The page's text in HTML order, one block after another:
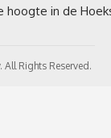
Rights Reserved.